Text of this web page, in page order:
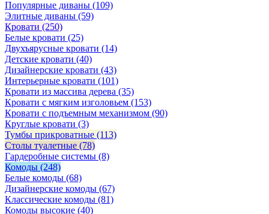
Популярные диваны (109)
Элитные диваны (59)
Кровати (250)
Белые кровати (25)
Двухъярусные кровати (14)
Детские кровати (40)
Дизайнерские кровати (43)
Интерьерные кровати (101)
Кровати из массива дерева (35)
Кровати с мягким изголовьем (153)
Кровати с подъемным механизмом (90)
Круглые кровати (3)
Тумбы прикроватные (113)
Столы туалетные (78)
Гардеробные системы (8)
Комоды (248)
Белые комоды (68)
Дизайнерские комоды (67)
Классические комоды (81)
Комоды высокие (40)